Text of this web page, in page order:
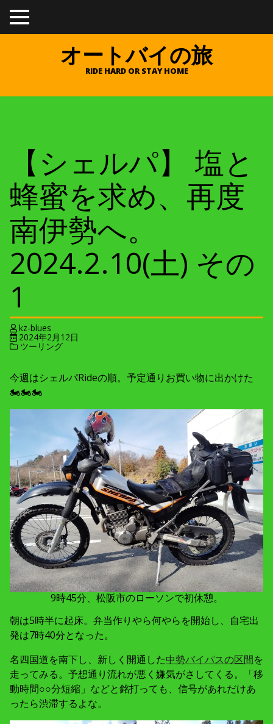
TO
GGL
オートバイの旅
RIDE HARD OR STAY HOME
【シェルパ】 塩と
蜂蜜を求め、再度
南伊勢へ。
2024.2.10(土) その
1
kz-blues
2024年2月12日
ツーリング
今週はシェルパRideの順。予定通りお買い物に出かけた
🏍🏍🏍
9時45分、松阪市のローソンで初休憩。
朝は5時半に起床。弁当作りやら何やらを開始し、自宅出
発は7時40分となった。
名四国道を南下し、新しく開通した中勢バイパスの区間を
走ってみる。予想通り流れが悪く嫌気がさしてくる。「移
動時間○○分短縮」などと銘打っても、信号があれだけあ
ったら渋滞するよな。